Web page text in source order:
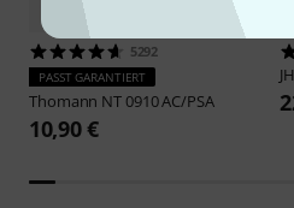
5292
PASST GARANTIERT
Thomann NT 0910 AC/PSA
10,90 €